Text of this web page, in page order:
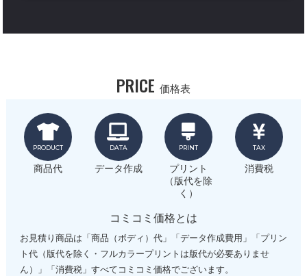
PRICE 価格表
PRODUCT
商品代
DATA
データ作成
PRINT
プリント
（版代を除
く）
TAX
消費税
コミコミ価格とは
お見積り商品は「商品（ボディ）代」「データ作成費用」「プリン
ト代（版代を除く・フルカラープリントは版代が必要ありませ
ん）」「消費税」すべてコミコミ価格でございます。